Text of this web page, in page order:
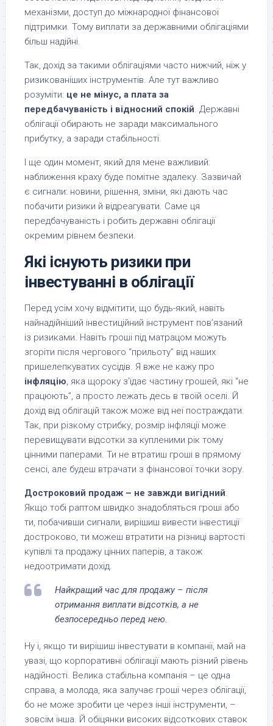
механізми, доступ до міжнародної фінансової
підтримки. Тому виплати за державними облігаціями
більш надійні.
Так, дохід за такими облігаціями часто нижчий, ніж у
ризикованіших інструментів. Але тут важливо
розуміти: це не мінус, а плата за
передбачуваність і відносний спокій. Державні
облігації обирають не заради максимального
прибутку, а заради стабільності.
І ще один момент, який для мене важливий:
наближення краху буде помітне здалеку. Зазвичай
є сигнали: новини, рішення, зміни, які дають час
побачити ризики й відреагувати. Саме ця
передбачуваність і робить державні облігації
окремим рівнем безпеки.
Які існують ризики при
інвестуванні в облігації
Перед усім хочу відмітити, що будь-який, навіть
найнадійніший інвестиційний інструмент пов’язаний
із ризиками. Навіть гроші під матрацом можуть
згоріти після чергового “прильоту” від наших
пришелепкуватих сусідів. Я вже не кажу про
інфляцію, яка щороку з’їдає частину грошей, які “не
працюють”, а просто лежать десь в твоїй оселі. Й
дохід від облігацій також може від неї постраждати.
Так, при різкому стрибку, розмір інфляції може
перевищувати відсотки за купленими рік тому
цінними паперами. Ти не втратиш гроші в прямому
сенсі, але будеш втрачати з фінансової точки зору.
Достроковий продаж – не завжди вигідний.
Якщо тобі раптом швидко знадобляться гроші або
ти, побачивши сигнали, вирішиш вивести інвестиції
достроково, ти можеш втратити на різниці вартості
купівлі та продажу цінних паперів, а також
недоотримати дохід.
Найкращий час для продажу – після
отримання виплати відсотків, а не
безпосередньо перед нею.
Ну і, якщо ти вирішиш інвестувати в компанії, май на
увазі, що корпоративні облігації мають різний рівень
надійності. Велика стабільна компанія – це одна
справа, а молода, яка залучає гроші через облігації,
бо не може зробити це через інші інструменти, –
зовсім інша. Й обіцянки високих відсоткових ставок